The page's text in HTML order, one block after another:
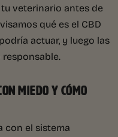
veterinario antes de
qué es el CBD
actuar, y luego las
MIEDO Y CÓMO
con el sistema